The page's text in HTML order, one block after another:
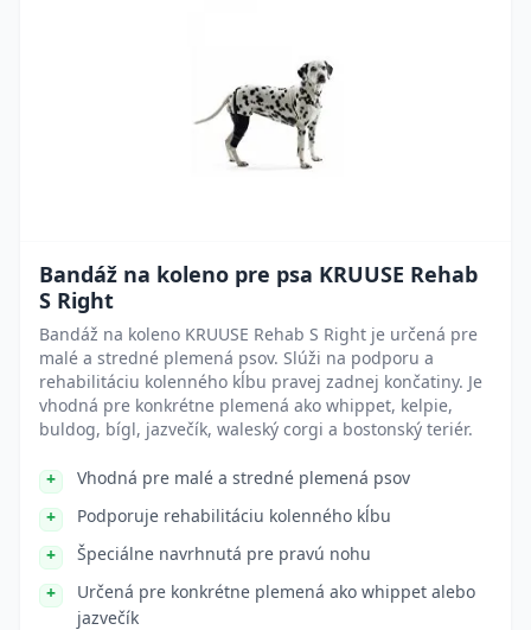
Bandáž na koleno pre psa KRUUSE Rehab
S Right
Bandáž na koleno KRUUSE Rehab S Right je určená pre
malé a stredné plemená psov. Slúži na podporu a
rehabilitáciu kolenného kĺbu pravej zadnej končatiny. Je
vhodná pre konkrétne plemená ako whippet, kelpie,
buldog, bígl, jazvečík, waleský corgi a bostonský teriér.
Vhodná pre malé a stredné plemená psov
Podporuje rehabilitáciu kolenného kĺbu
Špeciálne navrhnutá pre pravú nohu
Určená pre konkrétne plemená ako whippet alebo
jazvečík